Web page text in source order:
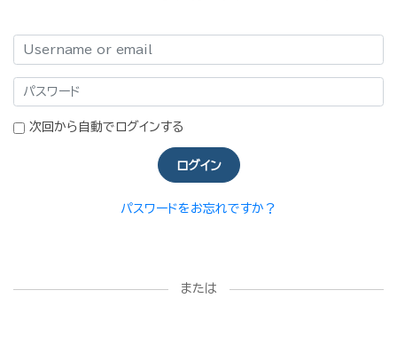
ログイン
パスワード
次回から自動でログインする
ログイン
パスワードをお忘れですか？
または